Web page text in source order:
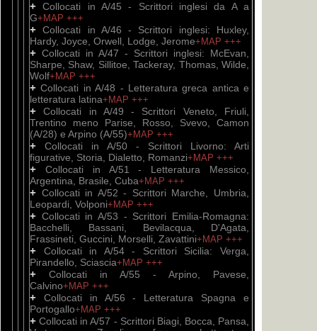
+Collocati in A/45 - Scrittori inglesi da A a
G+MAP +++
+Collocati in A/46 - Scrittori inglesi: Huxley,
Hardy, Joyce, Orwell, Lodge, Jerome+MAP +++
+ Collocati in A/47 - Scrittori inglesi: McEvan,
Sharpe, Shaw, Sillitoe, Tackeray, Thomas, Wilde,
Wolf+MAP +++
+Collocati in A/48 - Letteratura greca antica e
letteratura latina+MAP +++
+Collocati in A/49 - Scrittori Veneto, Friuli,
Trentino meno Parise, Rosso, Svevo, Camon
(A/28) e Arpino (A/55)+MAP +++
+ Collocati in A/50 - Scrittori Livorno: Arti
figurative, Storia, Dialetto, Romanzi+MAP +++
+ Collocati in A/51 - Letteratura Messico,
Argentina, Brasile, Cuba+MAP +++
+ Collocati in A/52 - Scrittori Marche, Umbria,
Leopardi, Volponi+MAP +++
+ Collocati in A/53 - Scrittori Emilia-Romagna:
Bacchelli, Bassani, Bevilacqua, D'Agata,
Frassineti, Guccini, Morselli, Zavattini+MAP +++
+ Collocati in A/54 - Scrittori Sicilia: Verga,
Pirandello, Sciascia+MAP +++
+ Collocati in A/55 - Arpino, Pavese,
Calvino+MAP +++
+ Collocati in A/56 - Letteratura Spagna e
Portogallo+MAP +++
+Collocati in A/57 - Scrittori Biagi, Bocca, Pansa,